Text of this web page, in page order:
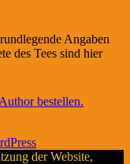
Angaben
des Tees sind hier
bestellen.
der Website,